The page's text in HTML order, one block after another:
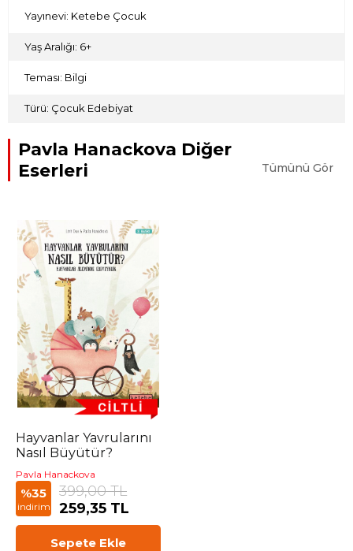
Yayınevi: Ketebe Çocuk
Yaş Aralığı: 6+
Teması: Bilgi
Türü: Çocuk Edebiyat
Pavla Hanackova Diğer
Eserleri
Tümünü Gör
Hayvanlar Yavrularını
Nasıl Büyütür?
Pavla Hanackova
%35
indirim
399,00 TL
259,35 TL
Sepete Ekle